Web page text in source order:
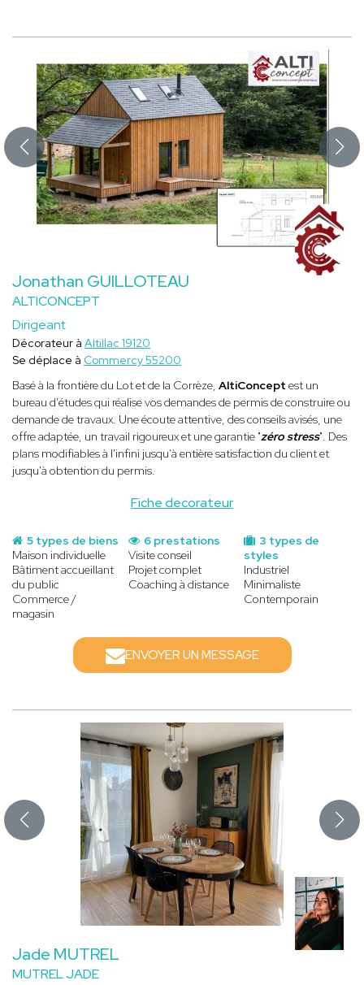
Jonathan GUILLOTEAU
ALTICONCEPT
Dirigeant
Fiche decorateur
Décorateur à Altillac 19120
Se déplace à Commercy 55200
Basé à la frontière du Lot et de la Corrèze, AltiConcept est un
bureau d'études qui réalise vos demandes de permis de construire ou
demande de travaux. Une écoute attentive, des conseils avisés, une
offre adaptée, un travail rigoureux et une garantie "zéro stress". Des
plans modifiables à l'infini jusqu'à entière satisfaction du client et
jusqu'à obtention du permis.
5 types de biens
Maison individuelle
Bâtiment accueillant
du public
Commerce /
magasin
3 types de
styles
Industriel
Minimaliste
Contemporain
6 prestations
Visite conseil
Projet complet
Coaching à distance
ENVOYER UN MESSAGE
Jade MUTREL
MUTREL JADE